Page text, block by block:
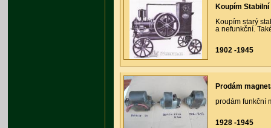
Koupím
Koupím starý
a nefunkční.
1902 -1945
Prodám
prodám funkční
1928 -1945